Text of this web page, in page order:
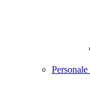
Personale